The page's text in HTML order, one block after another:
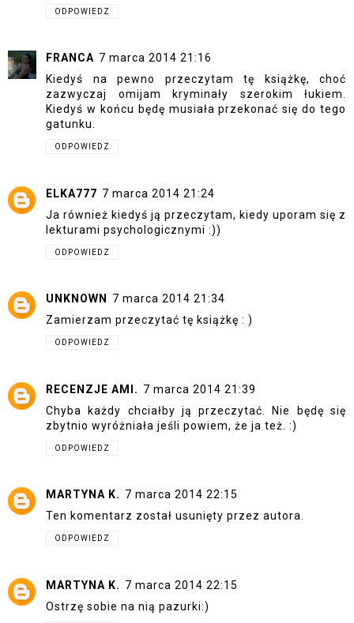
ODPOWIEDZ
FRANCA 7 marca 2014 21:16
Kiedyś na pewno przeczytam tę książkę, choć
zazwyczaj omijam kryminały szerokim łukiem.
Kiedyś w końcu będę musiała przekonać się do tego
gatunku.
ODPOWIEDZ
ELKA777 7 marca 2014 21:24
Ja również kiedyś ją przeczytam, kiedy uporam się z
lekturami psychologicznymi :))
ODPOWIEDZ
UNKNOWN
7 marca 2014 21:34
Zamierzam przeczytać tę książkę : )
ODPOWIEDZ
RECENZJE AMI. 7 marca 2014 21:39
Chyba każdy chciałby ją przeczytać. Nie będę się
zbytnio wyróżniała jeśli powiem, że ja też. :)
ODPOWIEDZ
MARTYNA K. 7 marca 2014 22:15
Ten komentarz został usunięty przez autora.
ODPOWIEDZ
MARTYNA K. 7 marca 2014 22:15
Ostrzę sobie na nią pazurki:)